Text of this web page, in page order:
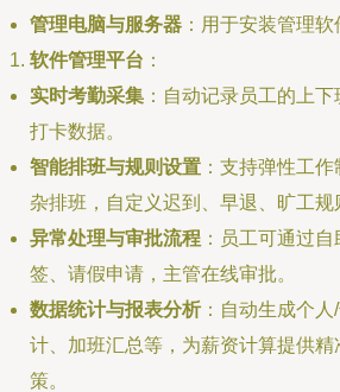
管理电脑与服务器 ：用于安装管理软
软件管理平台 ：
实时考勤采集 ：自动记录员工的上
打卡数据。
智能排班与规则设置 ：支持弹性工
杂排班，自定义迟到、早退、旷工规
异常处理与审批流程 ：员工可通过
签、请假申请，主管在线审批。
数据统计与报表分析：自动生成个
计、加班汇总等，为薪资计算提供
策。